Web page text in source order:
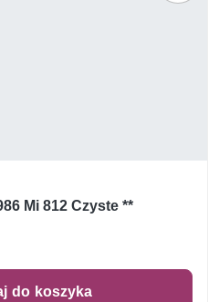
Mi 812 Czyste **
do koszyka